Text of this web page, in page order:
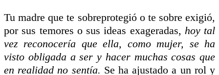
Tu madre que te sobreprotegió o te sobre exigió,
por sus temores o sus ideas exageradas, hoy tal
vez reconocería que ella, como mujer, se ha
visto obligada a ser y hacer muchas cosas que
en realidad no sentía. Se ha ajustado a un rol y